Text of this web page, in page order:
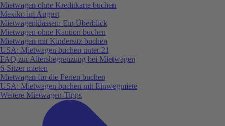
Mietwagen ohne Kreditkarte buchen
Mexiko im August
Mietwagenklassen: Ein Überblick
Mietwagen ohne Kaution buchen
Mietwagen mit Kindersitz buchen
USA: Mietwagen buchen unter 21
FAQ zur Altersbegrenzung bei Mietwagen
6-Sitzer mieten
Mietwagen für die Ferien buchen
USA: Mietwagen buchen mit Einwegmiete
Weitere Mietwagen-Tipps